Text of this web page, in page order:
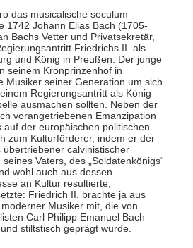
das musicalische seculum
1742 Johann Elias Bach (1705-
Bachs Vetter und Privatsekretär,
Friedrichs II. als
und König in Preußen. Der junge
seinem Kronprinzenhof in
Musiker seiner Generation um sich
Regierungsantritt als König
ausmachen sollten. Neben der
vorangetriebenen Emanzipation
der europäischen politischen
zum Kulturförderer, indem er der
calvinistischer
Vaters, des „Soldatenkönigs“
wohl auch aus dessen
an Kultur resultierte,
Friedrich II. brachte ja aus
Musiker mit, die von
Carl Philipp Emanuel Bach
stiltstisch geprägt wurde.